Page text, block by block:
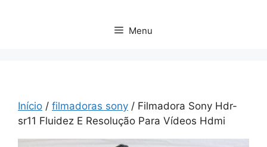
Menu
Início / filmadoras sony / Filmadora Sony Hdr-
sr11 Fluidez E Resolução Para Vídeos Hdmi